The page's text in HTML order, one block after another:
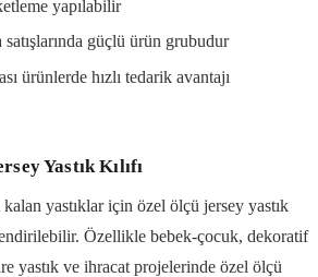
yapılabilir
güçlü ürün grubudur
ürünlerde hızlı tedarik avantajı
Yastık Kılıfı
kalan yastıklar için özel ölçü jersey yastık
Özellikle bebek-çocuk, dekoratif
yastık ve ihracat projelerinde özel ölçü